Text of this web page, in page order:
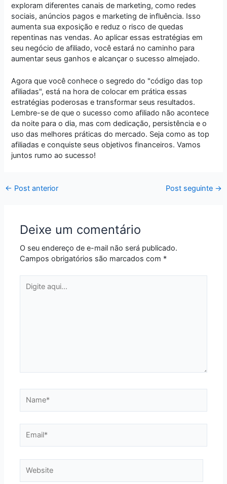
exploram diferentes canais de marketing, como redes
sociais, anúncios pagos e marketing de influência. Isso
aumenta sua exposição e reduz o risco de quedas
repentinas nas vendas. Ao aplicar essas estratégias em
seu negócio de afiliado, você estará no caminho para
aumentar seus ganhos e alcançar o sucesso almejado.
Agora que você conhece o segredo do "código das top
afiliadas", está na hora de colocar em prática essas
estratégias poderosas e transformar seus resultados.
Lembre-se de que o sucesso como afiliado não acontece
da noite para o dia, mas com dedicação, persistência e o
uso das melhores práticas do mercado. Seja como as top
afiliadas e conquiste seus objetivos financeiros. Vamos
juntos rumo ao sucesso!
← Post anterior Post seguinte →
Deixe um comentário
O seu endereço de e-mail não será publicado.
Campos obrigatórios são marcados com *
aqui...